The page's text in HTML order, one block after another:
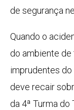
de segurança
Quando o
do ambiente
imprudentes
deve recair
da 4ª Turma do